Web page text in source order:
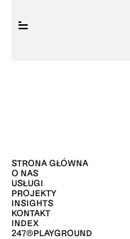
STRONA GŁÓWNA
O NAS
USŁUGI
PROJEKTY
INSIGHTS
KONTAKT
INDEX
247®PLAYGROUND